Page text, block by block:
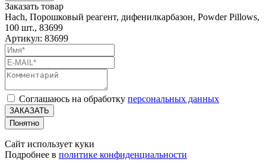
Заказать товар
Hach, Порошковый реагент, дифенилкарбазон, Powder Pillows,
100 шт., 83699
Артикул: 83699
Соглашаюсь на обработку персональных данных
ЗАКАЗАТЬ
Понятно
Сайт использует куки
Подробнее в политике конфиденциальности